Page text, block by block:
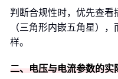
判断合规性时，优先查
（三角形内嵌五角星）
样。
二、电压与电流参数的实